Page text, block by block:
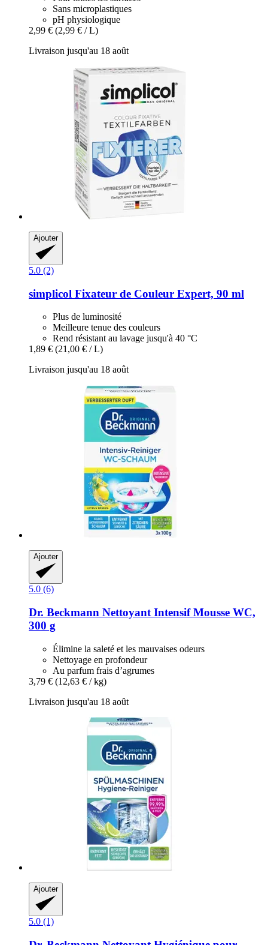
Sans microplastiques
pH physiologique
2,99 € (2,99 € / L)
Livraison jusqu'au 18 août
Ajouter
5.0 (2)
simplicol Fixateur de Couleur Expert, 90 ml
Plus de luminosité
Meilleure tenue des couleurs
Rend résistant au lavage jusqu'à 40 °C
1,89 € (21,00 € / L)
Livraison jusqu'au 18 août
Ajouter
5.0 (6)
Dr. Beckmann Nettoyant Intensif Mousse WC,
300 g
Élimine la saleté et les mauvaises odeurs
Nettoyage en profondeur
Au parfum frais d’agrumes
3,79 € (12,63 € / kg)
Livraison jusqu'au 18 août
Ajouter
5.0 (1)